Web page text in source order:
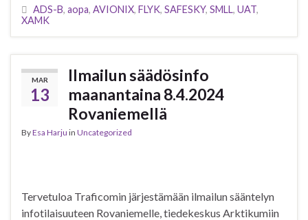
ADS-B, aopa, AVIONIX, FLYK, SAFESKY, SMLL, UAT,
XAMK
MAR
13
Ilmailun säädösinfo
maanantaina 8.4.2024
Rovaniemellä
ByEsa Harju in Uncategorized
Tervetuloa Traficomin järjestämään ilmailun sääntelyn
infotilaisuuteen Rovaniemelle, tiedekeskus Arktikumiin